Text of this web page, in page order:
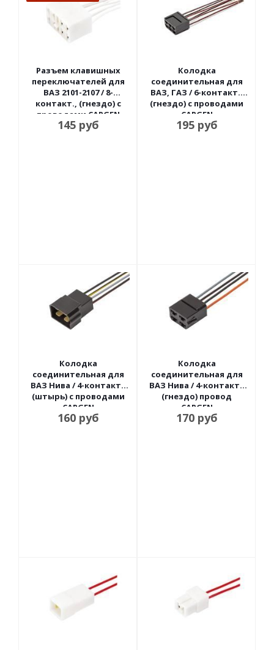
Разъем клавишных
переключателей для
ВАЗ 2101-2107 / 8-
контакт., (гнездо) с
проводами CARGEN
145руб
Колодка
соединительная для
ВАЗ, ГАЗ / 6-контакт.,
(гнездо) с проводами
CARGEN
195руб
Колодка
соединительная для
ВАЗ Нива / 4-контакт.,
(штырь) с проводами
CARGEN
160руб
Колодка
соединительная для
ВАЗ Нива / 4-контакт.,
(гнездо) провод
CARGEN
170руб